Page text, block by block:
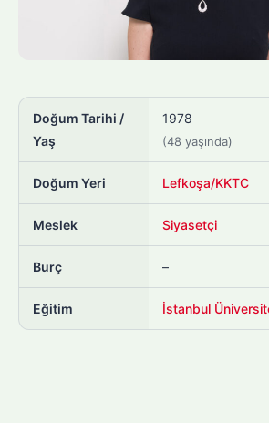
Doğum Tarihi /
Yaş
1978
(48 yaşında)
Doğum Yeri Lefkoşa/KKTC
Meslek Siyasetçi
Burç –
Eğitim İstanbul